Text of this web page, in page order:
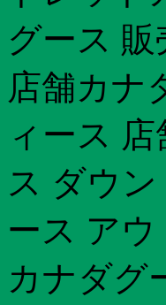
グース
店舗カナ
ィース
ス ダウ
ース ア
カナダグ